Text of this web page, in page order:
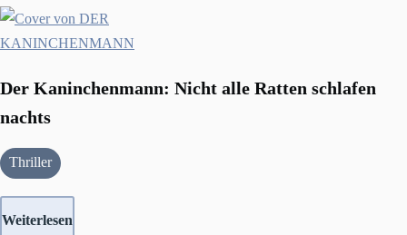
Der Kaninchenmann: Nicht alle Ratten schlafen
nachts
Thriller
Weiterlesen